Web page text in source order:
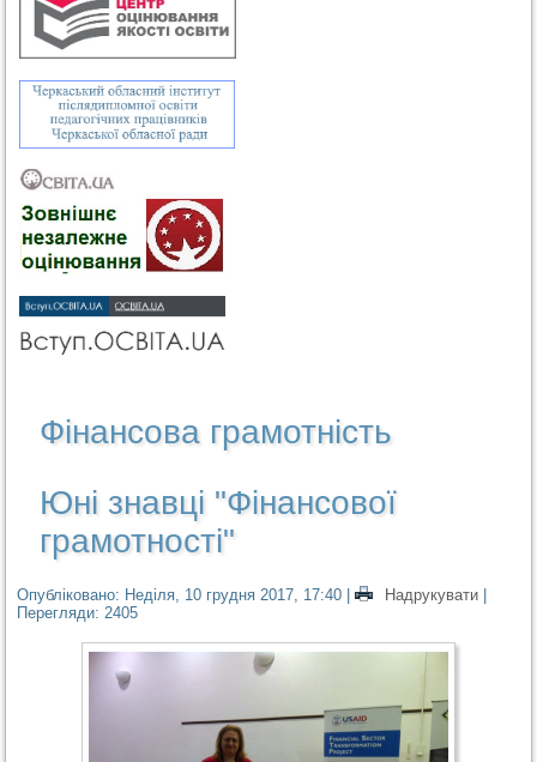
Фінансова грамотність
Юні знавці "Фінансової
грамотності"
Опубліковано: Неділя, 10 грудня 2017, 17:40 | Надрукувати
Перегляди: 2405